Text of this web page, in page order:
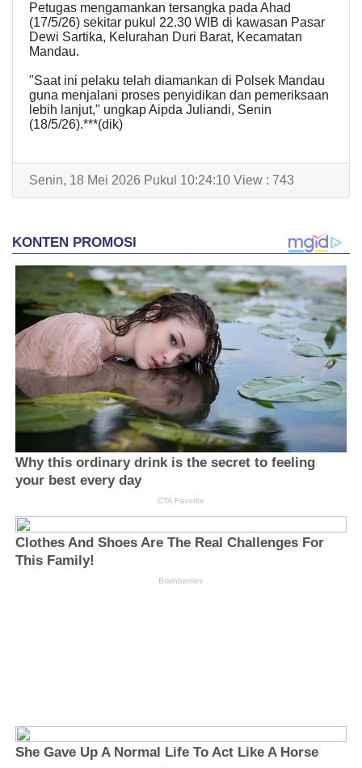
Petugas mengamankan tersangka pada Ahad
(17/5/26) sekitar pukul 22.30 WIB di kawasan Pasar
Dewi Sartika, Kelurahan Duri Barat, Kecamatan
Mandau.
"Saat ini pelaku telah diamankan di Polsek Mandau
guna menjalani proses penyidikan dan pemeriksaan
lebih lanjut," ungkap Aipda Juliandi, Senin
(18/5/26).***(dik)
Senin, 18 Mei 2026 Pukul 10:24:10 View : 743